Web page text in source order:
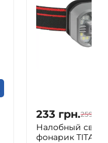
233 грн.259
Налобный
фонарик